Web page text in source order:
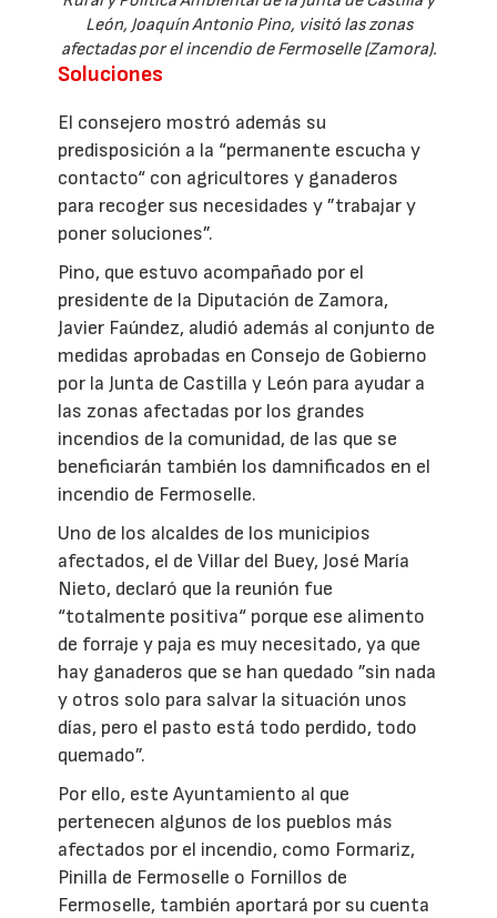
León, Joaquín Antonio Pino, visitó las zonas
afectadas por el incendio de Fermoselle (Zamora).
Soluciones
El consejero mostró además su
predisposición a la “permanente escucha y
contacto“ con agricultores y ganaderos
para recoger sus necesidades y ”trabajar y
poner soluciones”.
Pino, que estuvo acompañado por el
presidente de la Diputación de Zamora,
Javier Faúndez, aludió además al conjunto de
medidas aprobadas en Consejo de Gobierno
por la Junta de Castilla y León para ayudar a
las zonas afectadas por los grandes
incendios de la comunidad, de las que se
beneficiarán también los damnificados en el
incendio de Fermoselle.
Uno de los alcaldes de los municipios
afectados, el de Villar del Buey, José María
Nieto, declaró que la reunión fue
“totalmente positiva“ porque ese alimento
de forraje y paja es muy necesitado, ya que
hay ganaderos que se han quedado ”sin nada
y otros solo para salvar la situación unos
días, pero el pasto está todo perdido, todo
quemado”.
Por ello, este Ayuntamiento al que
pertenecen algunos de los pueblos más
afectados por el incendio, como Formariz,
Pinilla de Fermoselle o Fornillos de
Fermoselle, también aportará por su cuenta